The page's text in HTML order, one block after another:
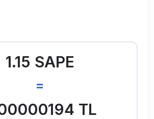
1.15 SAPE
=
TL